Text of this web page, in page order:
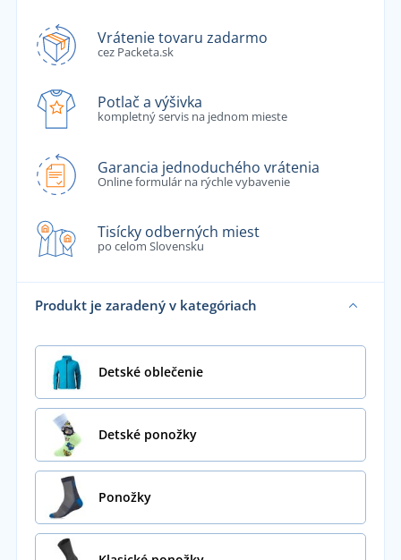
Vrátenie tovaru zadarmo
cez Packeta.sk
Potlač a výšivka
kompletný servis na jednom mieste
Garancia jednoduchého vrátenia
Online formulár na rýchle vybavenie
Tisícky odberných miest
po celom Slovensku
Produkt je zaradený v kategóriach
Detské oblečenie
Detské ponožky
Ponožky